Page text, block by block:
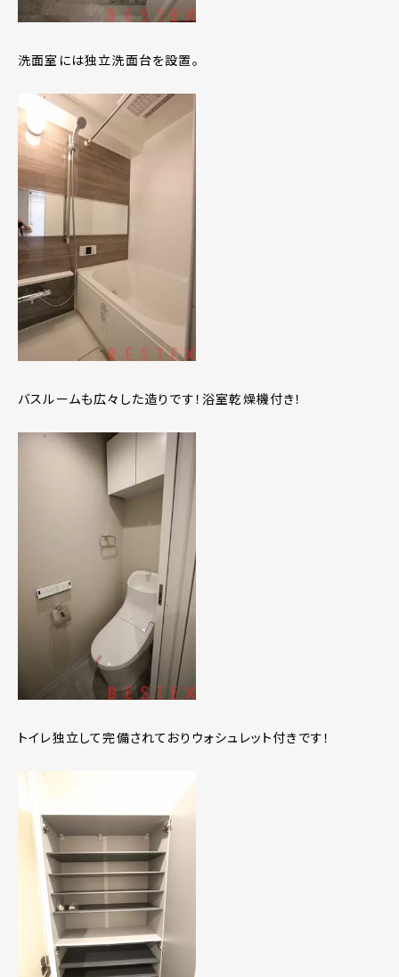
洗面室には独立洗面台を設置。
バスルームも広々した造りです！浴室乾燥機付き！
トイレ独立して完備されておりウォシュレット付きです！